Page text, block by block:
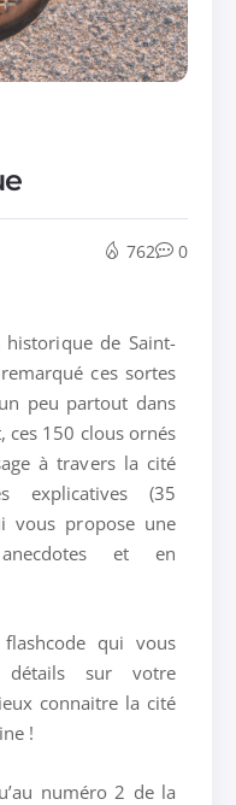
762 0
historique de Saint-
ces sortes
peu partout dans
ces 150 clous ornés
à travers la cité
explicatives (35
vous propose une
et en
qui vous
sur votre
connaitre la cité
!
numéro 2 de la